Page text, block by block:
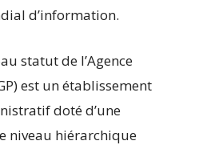
d’information.
statut de l’Agence
est un établissement
doté d’une
niveau hiérarchique